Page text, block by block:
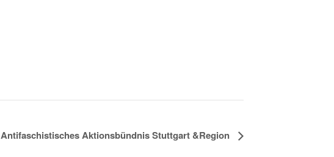
Antifaschistisches Aktionsbündnis Stuttgart &Region